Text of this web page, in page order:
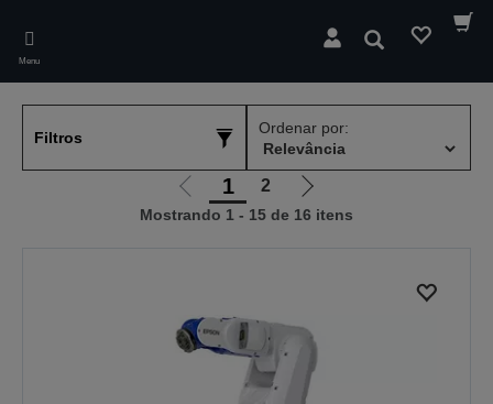
main
content
Menu
Pesquisar
Filtros
Ordenar por:
Ir
para
1 2
Ir
para
Mostrando 1 - 15 de 16 itens